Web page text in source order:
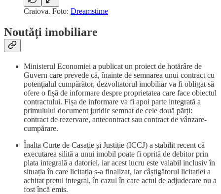
Craiova. Foto: Dreamstime
Noutăți imobiliare
Ministerul Economiei a publicat un proiect de hotărâre de
Guvern care prevede că, înainte de semnarea unui contract cu
potențialul cumpărător, dezvoltatorul imobiliar va fi obligat să
ofere o fișă de informare despre proprietatea care face obiectul
contractului. Fișa de informare va fi apoi parte integrată a
primulului document juridic semnat de cele două părți:
contract de rezervare, antecontract sau contract de vânzare-
cumpărare.
Înalta Curte de Casație și Justiție (ICCJ) a stabilit recent că
executarea silită a unui imobil poate fi oprită de debitor prin
plata integrală a datoriei, iar acest lucru este valabil inclusiv în
situația în care licitația s-a finalizat, iar câștigătorul licitației a
achitat prețul integral, în cazul în care actul de adjudecare nu a
fost încă emis.